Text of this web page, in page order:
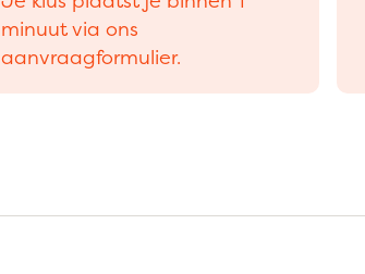
minuut via ons
aanvraagformulier.